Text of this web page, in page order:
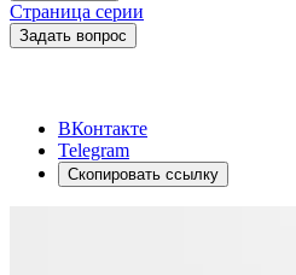
Страница серии
Задать вопрос
ВКонтакте
Telegram
Скопировать ссылку